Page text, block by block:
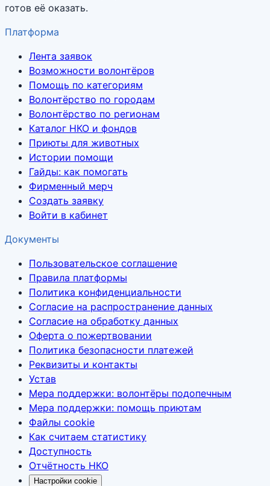
готов её оказать.
Платформа
Лента заявок
Возможности волонтёров
Помощь по категориям
Волонтёрство по городам
Волонтёрство по регионам
Каталог НКО и фондов
Приюты для животных
Истории помощи
Гайды: как помогать
Фирменный мерч
Создать заявку
Войти в кабинет
Документы
Пользовательское соглашение
Правила платформы
Политика конфиденциальности
Согласие на распространение данных
Согласие на обработку данных
Оферта о пожертвовании
Политика безопасности платежей
Реквизиты и контакты
Устав
Мера поддержки: волонтёры подопечным
Мера поддержки: помощь приютам
Файлы cookie
Как считаем статистику
Доступность
Отчётность НКО
Настройки cookie